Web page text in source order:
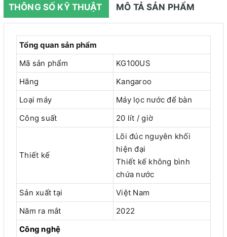
THÔNG SỐ KỸ THUẬT MÔ TẢ SẢN PHẨM
Tổng quan sản phẩm
Mã sản phẩm
KG100US
Hãng
Kangaroo
Loại máy
Máy lọc nước để bàn
Công suất
20 lít / giờ
Thiết kế
Lõi đúc nguyên khối
hiện đại
Thiết kế không bình
chứa nước
Sản xuất tại
Việt Nam
Năm ra mắt
2022
Công nghệ